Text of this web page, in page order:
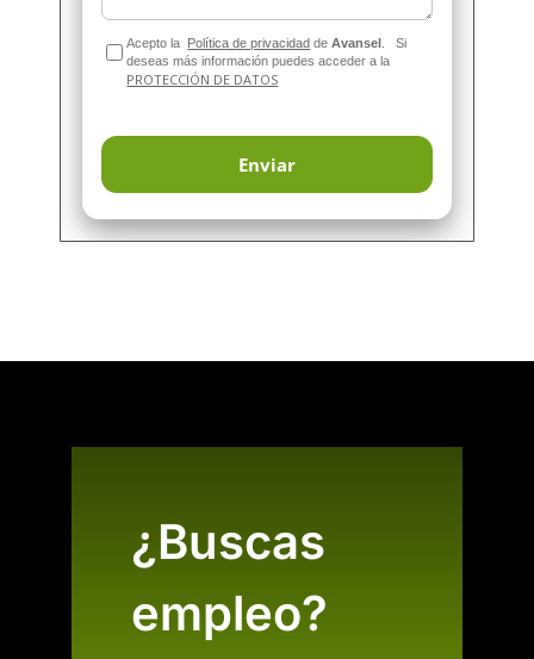
Acepto la Política de privacidad deAvansel .Si
deseas más información puedes acceder a la
PROTECCIÓN DE DATOS
¿Buscas
empleo?